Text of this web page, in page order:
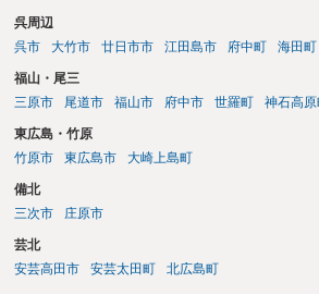
呉周辺
呉市
大竹市 廿日市市 江田島市 府中町 海田町
福山・尾三
三原市
尾道市 福山市 府中市 世羅町 神石高原
東広島・竹原
竹原市
東広島市 大崎上島町
備北
三次市
庄原市
芸北
安芸高田市
安芸太田町 北広島町